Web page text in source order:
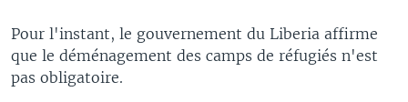
Pour l'instant, le gouvernement du Liberia affirme
que le déménagement des camps de réfugiés n'est
pas obligatoire.